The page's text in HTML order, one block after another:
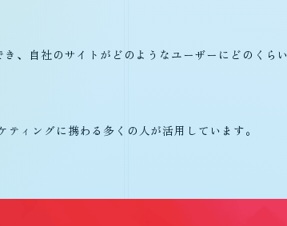
、自社のサイトがどのようなユーザーにどのくらい
ティングに携わる多くの人が活用しています。